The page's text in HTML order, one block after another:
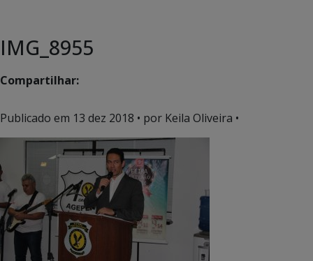
IMG_8955
Compartilhar:
Publicado em 13 dez 2018 • por Keila Oliveira •